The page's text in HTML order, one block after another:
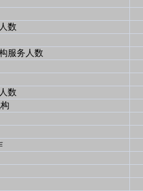
数
服务人数
数